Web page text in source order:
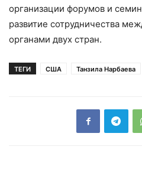
организации форумов и
развитие сотрудничества
органами двух стран.
ТЕГИ США Танзила Нарбаева